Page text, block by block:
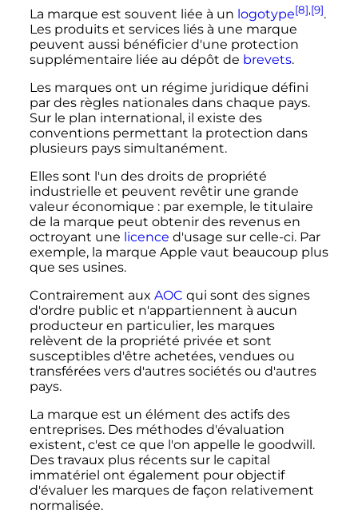
La marque est souvent liée à un logotype[8],[9].
Les produits et services liés à une marque
peuvent aussi bénéficier d'une protection
supplémentaire liée au dépôt de brevets.
Les marques ont un régime juridique défini
par des règles nationales dans chaque pays.
Sur le plan international, il existe des
conventions permettant la protection dans
plusieurs pays simultanément.
Elles sont l'un des droits de propriété
industrielle et peuvent revêtir une grande
valeur économique : par exemple, le titulaire
de la marque peut obtenir des revenus en
octroyant une licence d'usage sur celle-ci. Par
exemple, la marque Apple vaut beaucoup plus
que ses usines.
Contrairement aux AOC qui sont des signes
d'ordre public et n'appartiennent à aucun
producteur en particulier, les marques
relèvent de la propriété privée et sont
susceptibles d'être achetées, vendues ou
transférées vers d'autres sociétés ou d'autres
pays.
La marque est un élément des actifs des
entreprises. Des méthodes d'évaluation
existent, c'est ce que l'on appelle le goodwill.
Des travaux plus récents sur le capital
immatériel ont également pour objectif
d'évaluer les marques de façon relativement
normalisée.